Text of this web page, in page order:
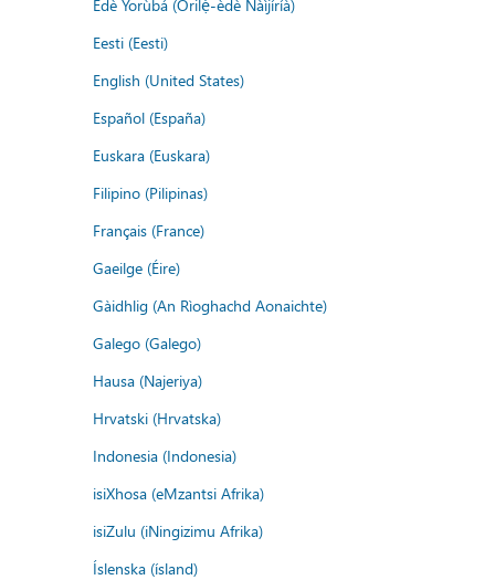
Èdè Yorùbá (Orilẹ̀-èdè Nàìjíríà)
Eesti (Eesti)
English (United States)
Español (España)
Euskara (Euskara)
Filipino (Pilipinas)
Français (France)
Gaeilge (Éire)
Gàidhlig (An Rìoghachd Aonaichte)
Galego (Galego)
Hausa (Najeriya)
Hrvatski (Hrvatska)
Indonesia (Indonesia)
isiXhosa (eMzantsi Afrika)
isiZulu (iNingizimu Afrika)
Íslenska (ísland)